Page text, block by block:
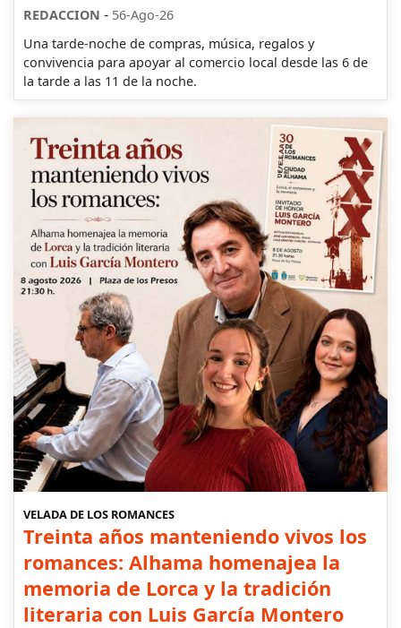
REDACCION - 56-Ago-26
Una tarde-noche de compras, música, regalos y
convivencia para apoyar al comercio local desde las 6 de
la tarde a las 11 de la noche.
VELADA DE LOS ROMANCES
Treinta años manteniendo vivos los
romances: Alhama homenajea la
memoria de Lorca y la tradición
literaria con Luis García Montero